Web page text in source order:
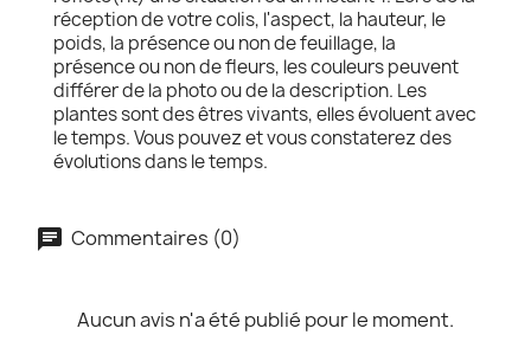
réception de votre colis, l'aspect, la hauteur, le
poids, la présence ou non de feuillage, la
présence ou non de fleurs, les couleurs peuvent
différer de la photo ou de la description. Les
plantes sont des êtres vivants, elles évoluent avec
le temps. Vous pouvez et vous constaterez des
évolutions dans le temps.
Commentaires (0)
Aucun avis n'a été publié pour le moment.